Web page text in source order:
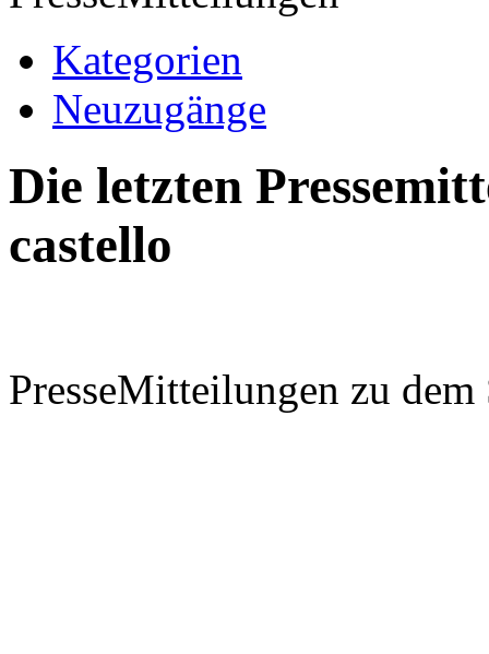
Kategorien
Neuzugänge
Die letzten
castello
PresseMitteilungen zu